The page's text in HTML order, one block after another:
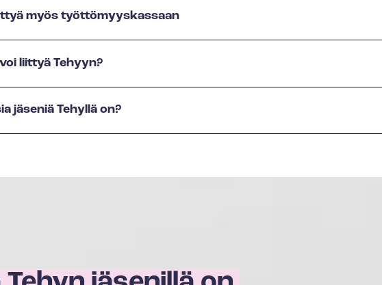
myös työttömyyskassaan
liittyä Tehyyn?
jäseniä Tehyllä on?